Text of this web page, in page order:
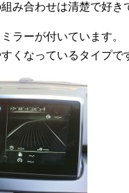
み合わせは清楚で好き
ミラーが付いています
くなっているタイプで